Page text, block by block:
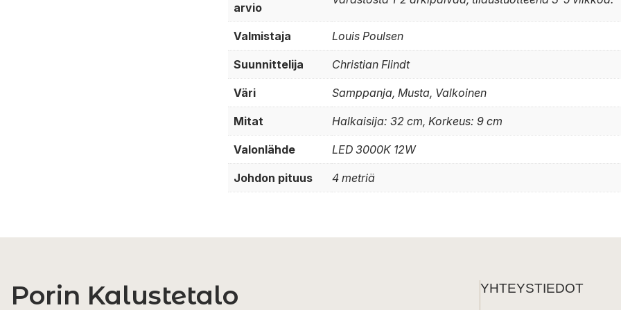
arvio
Valmistaja Louis Poulsen
Suunnittelija Christian Flindt
Väri Samppanja, Musta, Valkoinen
Mitat Halkaisija: 32 cm, Korkeus: 9 cm
Valonlähde LED 3000K 12W
Johdon pituus 4 metriä
Porin Kalustetalo YHTEYSTIEDOT